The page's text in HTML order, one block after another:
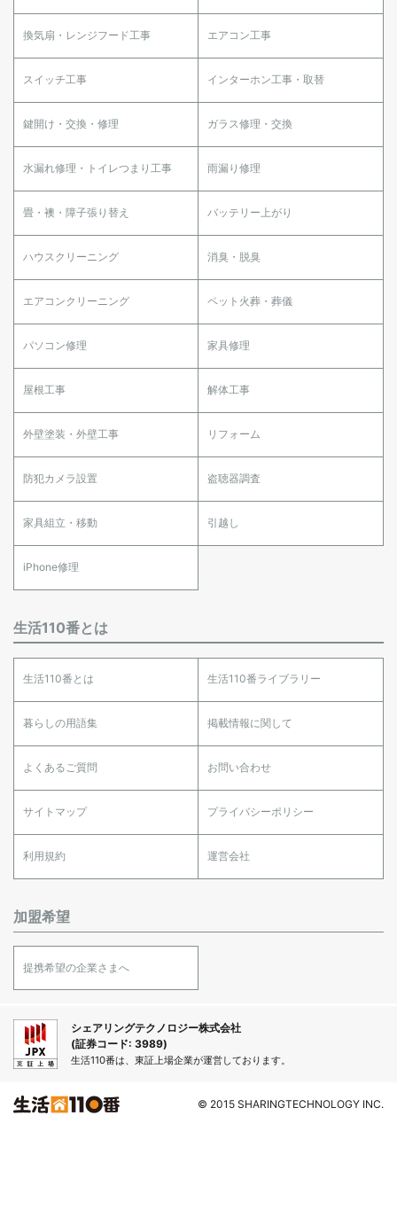
換気扇・レンジフード工事 エアコン工事
スイッチ工事 インターホン工事・取替
鍵開け・交換・修理 ガラス修理・交換
水漏れ修理・トイレつまり工事 雨漏り修理
畳・襖・障子張り替え バッテリー上がり
ハウスクリーニング 消臭・脱臭
エアコンクリーニング ペット火葬・葬儀
パソコン修理 家具修理
屋根工事 解体工事
外壁塗装・外壁工事 リフォーム
防犯カメラ設置 盗聴器調査
家具組立・移動 引越し
iPhone修理
生活110番とは
生活110番とは 生活110番ライブラリー
暮らしの用語集 掲載情報に関して
よくあるご質問 お問い合わせ
サイトマップ プライバシーポリシー
利用規約 運営会社
加盟希望
提携希望の企業さまへ
シェアリングテクノロジー株式会社
(証券コード: 3989)
生活110番は、東証上場企業が運営しております。
© 2015 SHARINGTECHNOLOGY INC.